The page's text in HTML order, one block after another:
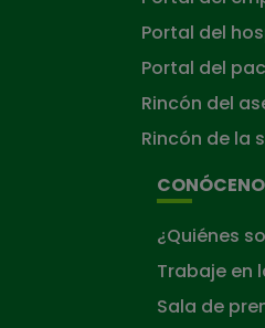
Portal del
Portal del
Rincón del
Rincón de la
¿Quiénes
Trabaje en
Sala de